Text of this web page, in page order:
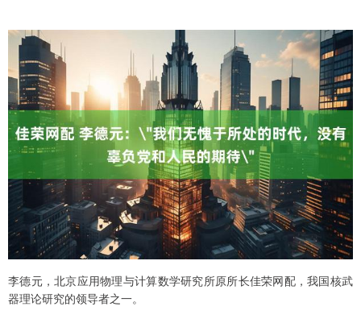
李德元，北京应用物理与计算数学研究所原所长佳荣网配，我国核武
器理论研究的领导者之一。